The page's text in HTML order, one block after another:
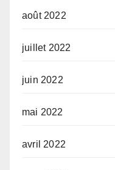
août 2022
juillet 2022
juin 2022
mai 2022
avril 2022